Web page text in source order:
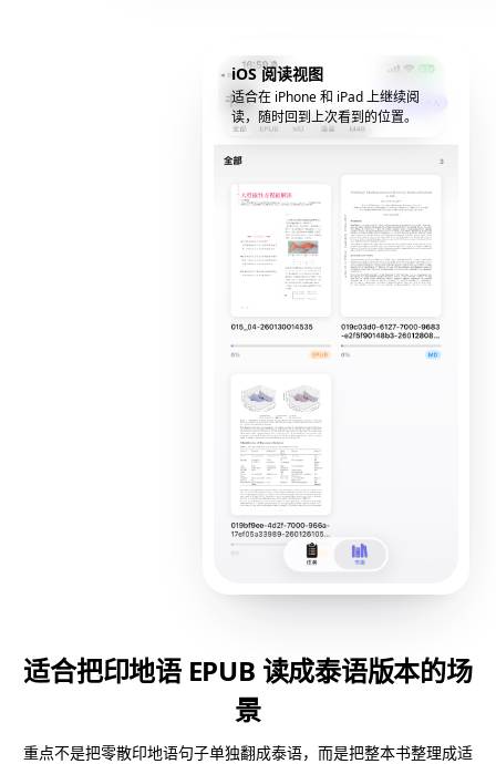
iOS 阅读视图
适合在 iPhone 和 iPad 上继续阅
读，随时回到上次看到的位置。
适合把印地语 EPUB 读成泰语版本的场
景
重点不是把零散印地语句子单独翻成泰语，而是把整本书整理成适